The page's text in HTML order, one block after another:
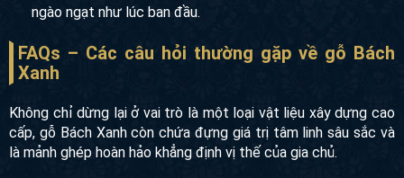
ngào ngạt như lúc ban đầu.
FAQs – Các câu hỏi thường gặp về gỗ Bách
Xanh
Không chỉ dừng lại ở vai trò là một loại vật liệu xây dựng cao
cấp, gỗ Bách Xanh còn chứa đựng giá trị tâm linh sâu sắc và
là mảnh ghép hoàn hảo khẳng định vị thế của gia chủ.